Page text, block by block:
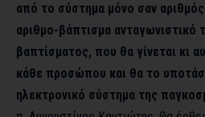
από το σύστημα μόνο σαν
αριθμο-βάπτισμα ανταγωνιστικό
βαπτίσματος, που θα γίνεται κι
κάθε προσώπου και θα το
ηλεκτρονικό σύστημα της